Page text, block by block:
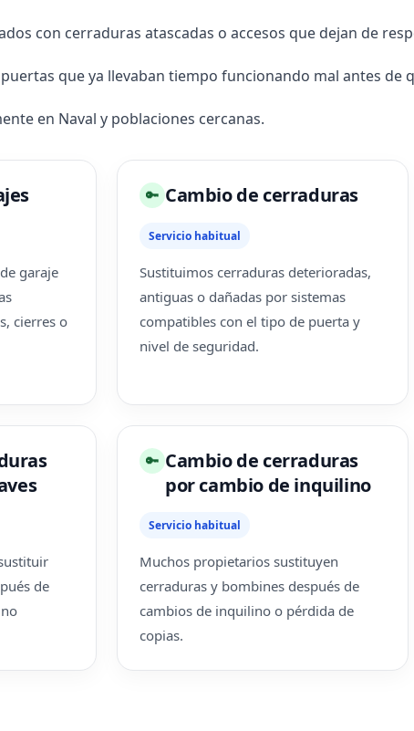
con cerraduras atascadas o accesos que dejan de
que ya llevaban tiempo funcionando mal antes de
en Naval y poblaciones cercanas.
garaje
cierres o
🔑 Cambio de cerraduras
Servicio habitual
Sustituimos cerraduras deterioradas,
antiguas o dañadas por sistemas
compatibles con el tipo de puerta y
nivel de seguridad.
de
🔑 Cambio de cerraduras
por cambio de inquilino
Servicio habitual
Muchos propietarios sustituyen
cerraduras y bombines después de
cambios de inquilino o pérdida de
copias.